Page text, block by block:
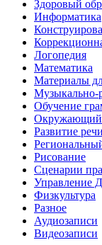
Здоровый
Информатика
Логопедия
Математика
Материалы
Музыкально-
Обучение
Развитие речи
Рисование
Сценарии
Управление
Физкультура
Разное
Аудиозаписи
Видеозаписи